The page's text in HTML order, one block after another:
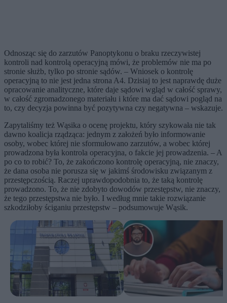
Odnosząc się do zarzutów Panoptykonu o braku rzeczywistej
kontroli nad kontrolą operacyjną mówi, że problemów nie ma po
stronie służb, tylko po stronie sądów. – Wniosek o kontrolę
operacyjną to nie jest jedna strona A4. Dzisiaj to jest naprawdę duże
opracowanie analityczne, które daje sądowi wgląd w całość sprawy,
w całość zgromadzonego materiału i które ma dać sądowi pogląd na
to, czy decyzja powinna być pozytywna czy negatywna – wskazuje.
Zapytaliśmy też Wąsika o ocenę projektu, który szykowała nie tak
dawno koalicja rządząca: jednym z założeń było informowanie
osoby, wobec której nie sformułowano zarzutów, a wobec której
prowadzona była kontrola operacyjna, o fakcie jej prowadzenia. – A
po co to robić? To, że zakończono kontrolę operacyjną, nie znaczy,
że dana osoba nie porusza się w jakimś środowisku związanym z
przestępczością. Raczej uprawdopodobnia to, że taką kontrolę
prowadzono. To, że nie zdobyto dowodów przestępstw, nie znaczy,
że tego przestępstwa nie było. I według mnie takie rozwiązanie
szkodziłoby ściganiu przestępstw – podsumowuje Wąsik.